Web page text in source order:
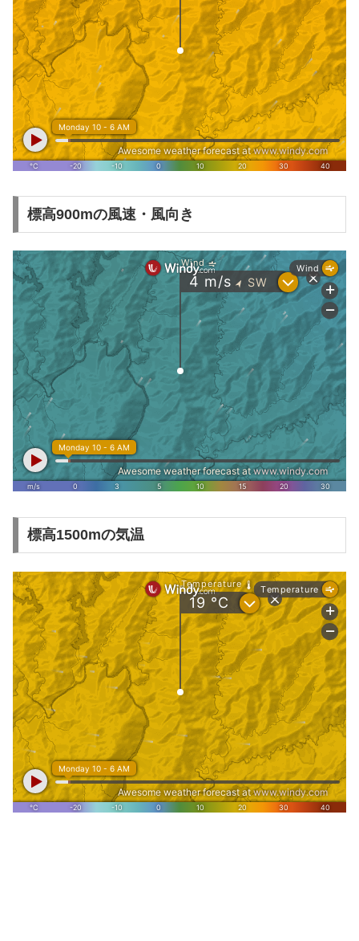
標高900mの風速・風向き
標高1500mの気温